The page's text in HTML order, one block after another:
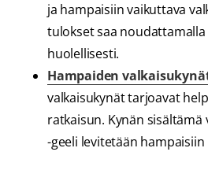
ja hampaisiin vaikuttava
tulokset saa
huolellisesti.
Hampaiden
valkaisukynät tarjoavat
ratkaisun. Kynän sisältämä
-geeli levitetään hampaisiin